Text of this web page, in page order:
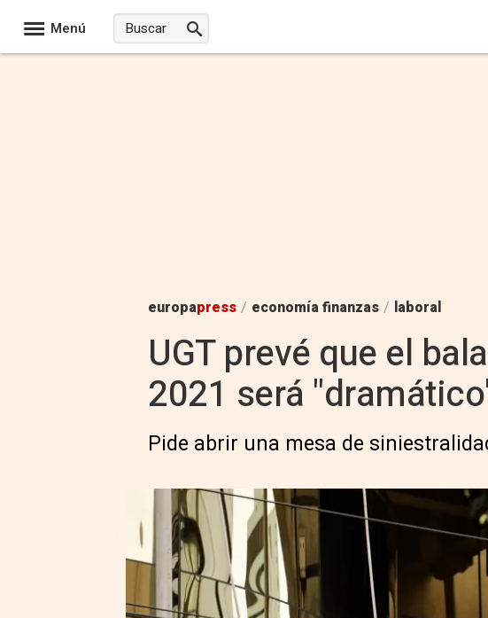
Menú
europapress / economía finanzas / laboral
UGT prevé que el
2021 será
Pide abrir una mesa de